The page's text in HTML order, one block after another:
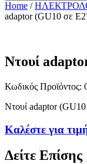
Home /
adaptor (GU10 σε
Ντουί
Κωδικός Προϊόντος:
Ντουί adaptor
Καλέστε για
Δείτε Επίσης